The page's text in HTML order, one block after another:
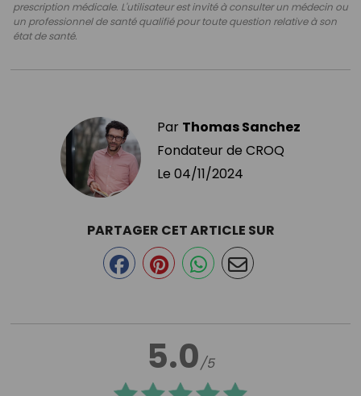
prescription médicale. L'utilisateur est invité à consulter un médecin ou
un professionnel de santé qualifié pour toute question relative à son
état de santé.
Par Thomas Sanchez
Fondateur de CROQ
Le 04/11/2024
5.0/5
PARTAGER CET ARTICLE SUR